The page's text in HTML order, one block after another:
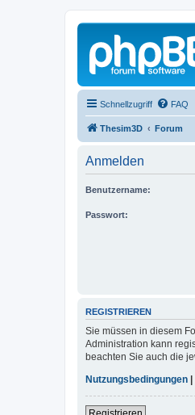
Schnellzugriff FAQ
Thesim3D Forum
Anmelden
Benutzername:
Passwort:
REGISTRIEREN
Sie müssen in diesem
Administration kann
beachten Sie auch die
Nutzungsbedingungen |